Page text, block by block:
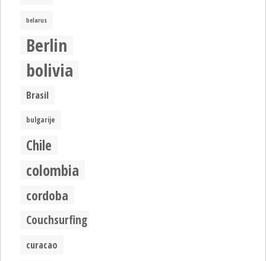
belarus
Berlin
bolivia
Brasil
bulgarije
Chile
colombia
cordoba
Couchsurfing
curacao